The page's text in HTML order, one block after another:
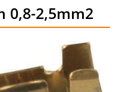
0,8-2,5mm2